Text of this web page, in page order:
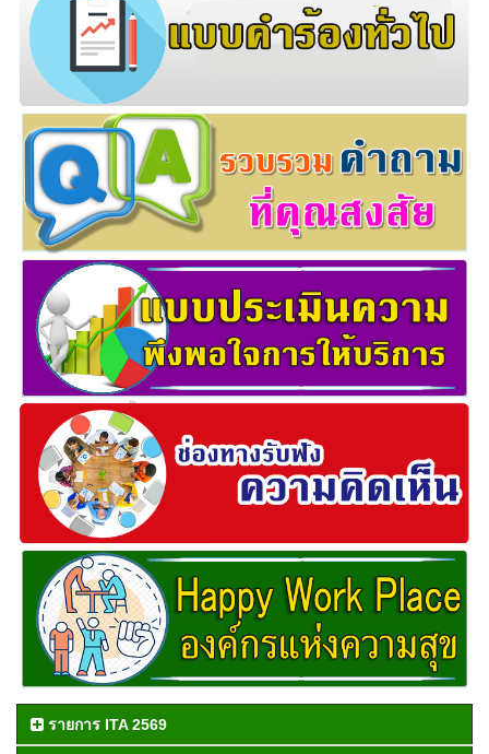
รายการ ITA 2569